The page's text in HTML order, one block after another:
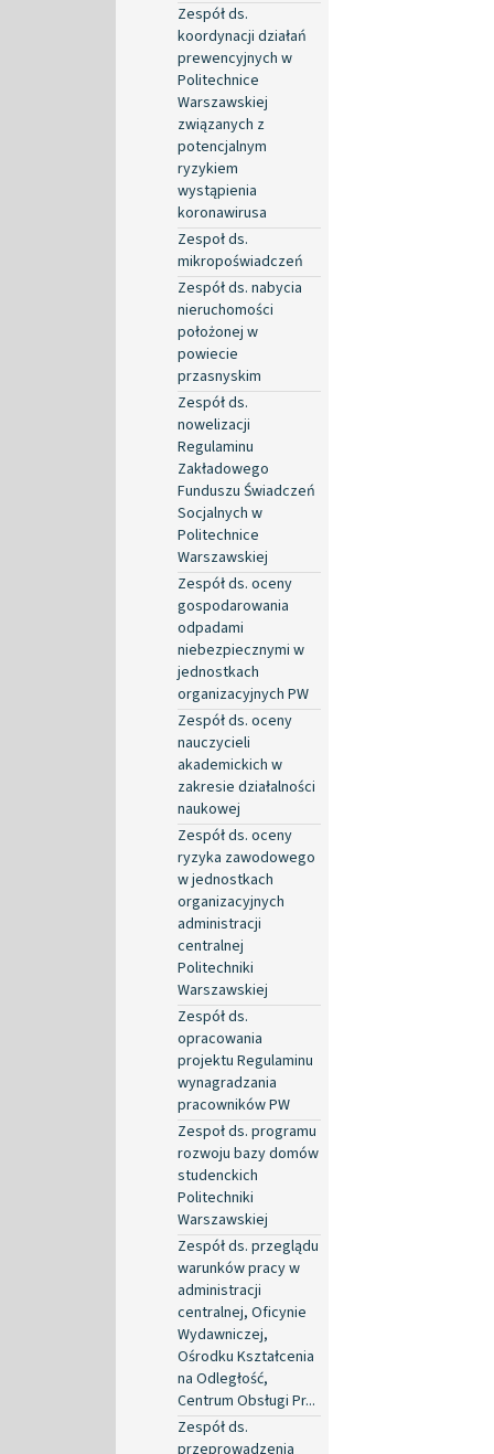
Zespół ds.
koordynacji działań
prewencyjnych w
Politechnice
Warszawskiej
związanych z
potencjalnym
ryzykiem
wystąpienia
koronawirusa
Zespoł ds.
mikropoświadczeń
Zespół ds. nabycia
nieruchomości
położonej w
powiecie
przasnyskim
Zespół ds.
nowelizacji
Regulaminu
Zakładowego
Funduszu Świadczeń
Socjalnych w
Politechnice
Warszawskiej
Zespół ds. oceny
gospodarowania
odpadami
niebezpiecznymi w
jednostkach
organizacyjnych PW
Zespół ds. oceny
nauczycieli
akademickich w
zakresie działalności
naukowej
Zespół ds. oceny
ryzyka zawodowego
w jednostkach
organizacyjnych
administracji
centralnej
Politechniki
Warszawskiej
Zespół ds.
opracowania
projektu Regulaminu
wynagradzania
pracowników PW
Zespoł ds. programu
rozwoju bazy domów
studenckich
Politechniki
Warszawskiej
Zespół ds. przeglądu
warunków pracy w
administracji
centralnej, Oficynie
Wydawniczej,
Ośrodku Kształcenia
na Odległość,
Centrum Obsługi Pr...
Zespół ds.
przeprowadzenia